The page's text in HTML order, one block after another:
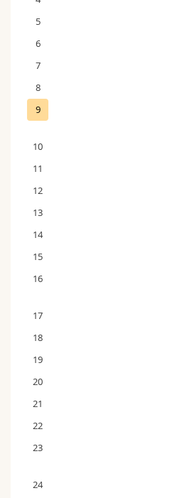
5
6
7
8
9
10
11
12
13
14
15
16
17
18
19
20
21
22
23
24